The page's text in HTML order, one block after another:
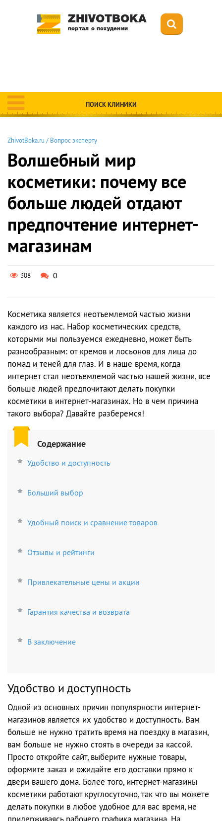
ZHIVOTBOKA
портал о похудении
ПОИСК КЛИНИКИ
ZhivotBoka.ru / Вопрос эксперту
Волшебный мир
косметики: почему все
больше людей отдают
предпочтение интернет-
магазинам
308 0
Косметика является неотъемлемой частью жизни
каждого из нас. Набор косметических средств,
которыми мы пользуемся ежедневно, может быть
разнообразным: от кремов и лосьонов для лица до
помад и теней для глаз. И в наше время, когда
интернет стал неотъемлемой частью нашей жизни, все
больше людей предпочитают делать покупки
косметики в интернет-магазинах. Но в чем причина
такого выбора? Давайте разберемся!
Содержание
Удобство и доступность
Больший выбор
Удобный поиск и сравнение товаров
Отзывы и рейтинги
Привлекательные цены и акции
Гарантия качества и возврата
В заключение
Удобство и доступность
Одной из основных причин популярности интернет-
магазинов является их удобство и доступность. Вам
больше не нужно тратить время на поездку в магазин,
вам больше не нужно стоять в очереди за кассой.
Просто откройте сайт, выберите нужные товары,
оформите заказ и ожидайте его доставки прямо к
двери вашего дома. Более того, интернет-магазины
косметики работают круглосуточно, так что вы можете
делать покупки в любое удобное для вас время, не